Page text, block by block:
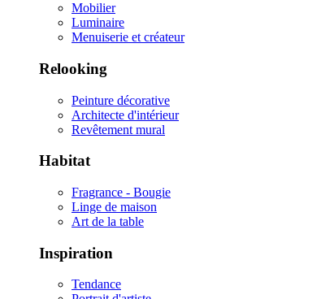
Mobilier
Luminaire
Menuiserie et créateur
Relooking
Peinture décorative
Architecte d'intérieur
Revêtement mural
Habitat
Fragrance - Bougie
Linge de maison
Art de la table
Inspiration
Tendance